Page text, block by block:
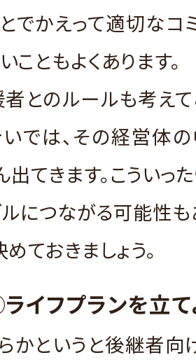
でかえって適切なコ
こともよくあります。
者とのルールも考えて
では、その経営体
出てきます。こういっ
ルにつながる可能性も
ておきましょう。
イフプランを立て
かというと後継者向